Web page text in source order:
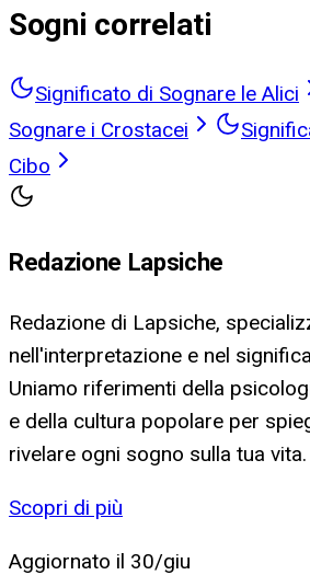
Sogni correlati
Significato di Sognare le Alici
Sognare i Crostacei
Cibo
Redazione Lapsiche
Redazione di Lapsiche,
nell'interpretazione e nel
Uniamo riferimenti della
e della cultura popolare per
rivelare ogni sogno sulla tua vita.
Scopri di più
Aggiornato il 30/giu